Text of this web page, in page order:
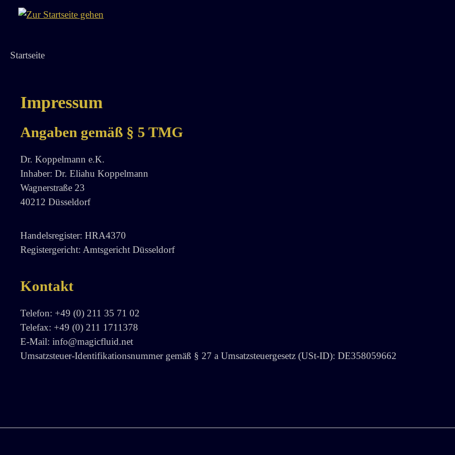
Hauptinhalt springen
Zur Suche springen
Zur Hauptnavigation springen
Startseite
Impressum
Angaben gemäß § 5 TMG
Dr. Koppelmann e.K.
Inhaber: Dr. Eliahu Koppelmann
Wagnerstraße 23
40212 Düsseldorf
Handelsregister: HRA4370
Registergericht: Amtsgericht Düsseldorf
Kontakt
Telefon: +49 (0) 211 35 71 02
Telefax: +49 (0) 211 1711378
E-Mail: info@magicfluid.net
Umsatzsteuer-Identifikationsnummer gemäß § 27 a Umsatzsteuergesetz (USt-ID): DE358059662